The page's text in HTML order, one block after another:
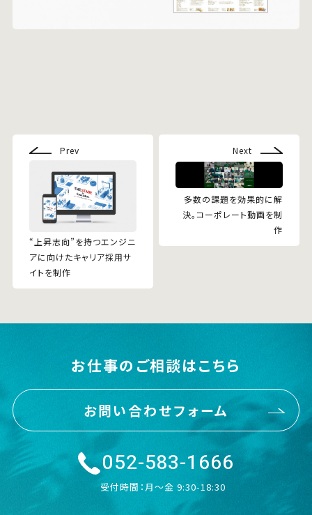
“上昇志向”を持つエンジニ
アに向けたキャリア採用サ
イトを制作
Prev
多数の課題を効果的に解
決。コーポレート動画を制
作
Next
お仕事のご相談はこちら
お問い合わせフォーム
052-583-1666
受付時間：月〜金 9:30-18:30